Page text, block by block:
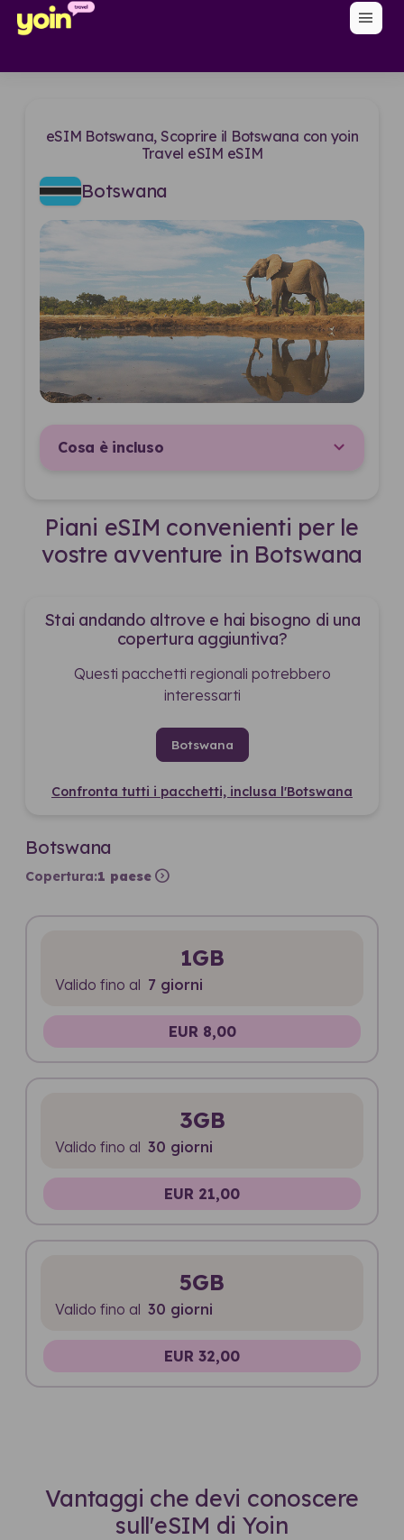
menu
eSIM Botswana, Scoprire il Botswana con yoin
Travel eSIM eSIM
Botswana
Cosa è incluso
Piani eSIM convenienti per le
vostre avventure in Botswana
Stai andando altrove e hai bisogno di una
copertura aggiuntiva?
Questi pacchetti regionali potrebbero
interessarti
Botswana
Confronta tutti i pacchetti, inclusa l'Botswana
Botswana
Copertura:1 paese expand_circle_right
1GB
Valido fino al 7 giorni
EUR 8,00
3GB
Valido fino al 30 giorni
EUR 21,00
5GB
Valido fino al 30 giorni
EUR 32,00
Vantaggi che devi conoscere
sull'eSIM di Yoin